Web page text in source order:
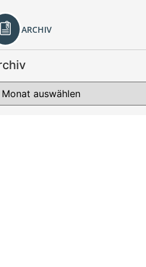
ARCHIV